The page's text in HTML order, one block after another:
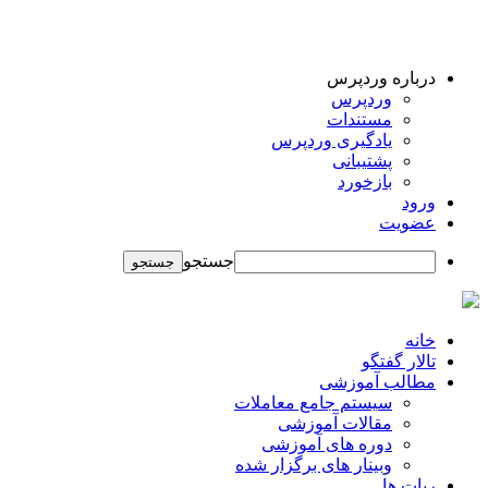
درباره وردپرس
وردپرس
مستندات
یادگیری وردپرس
پشتیبانی
بازخورد
ورود
عضویت
جستجو
خانه
تالار گفتگو
مطالب آموزشی
سیستم جامع معاملات
مقالات آموزشی
دوره های آموزشی
وبینار های برگزار شده